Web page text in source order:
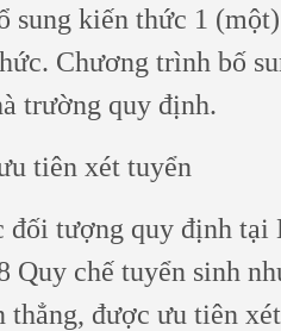
sung kiến thức 1
Chương trình bố
trường quy định.
tiên xét tuyển
đối tượng quy định tại
Quy chế tuyển sinh
thẳng, được ưu tiên